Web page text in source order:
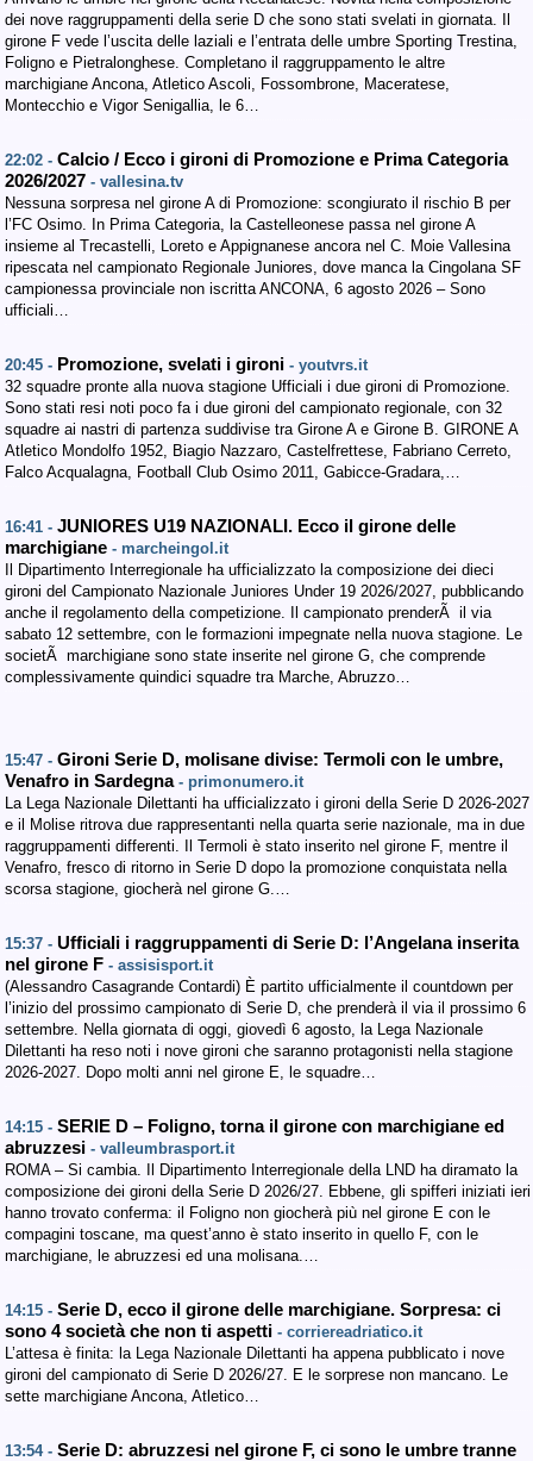
dei nove raggruppamenti della serie D che sono stati svelati in giornata. Il
girone F vede l’uscita delle laziali e l’entrata delle umbre Sporting Trestina,
Foligno e Pietralonghese. Completano il raggruppamento le altre
marchigiane Ancona, Atletico Ascoli, Fossombrone, Maceratese,
Montecchio e Vigor Senigallia, le 6…
22:02 - Calcio / Ecco i gironi di Promozione e Prima Categoria
2026/2027 - vallesina.tv
Nessuna sorpresa nel girone A di Promozione: scongiurato il rischio B per
l’FC Osimo. In Prima Categoria, la Castelleonese passa nel girone A
insieme al Trecastelli, Loreto e Appignanese ancora nel C. Moie Vallesina
ripescata nel campionato Regionale Juniores, dove manca la Cingolana SF
campionessa provinciale non iscritta ANCONA, 6 agosto 2026 – Sono
ufficiali…
20:45 - Promozione, svelati i gironi - youtvrs.it
32 squadre pronte alla nuova stagione Ufficiali i due gironi di Promozione.
Sono stati resi noti poco fa i due gironi del campionato regionale, con 32
squadre ai nastri di partenza suddivise tra Girone A e Girone B. GIRONE A
Atletico Mondolfo 1952, Biagio Nazzaro, Castelfrettese, Fabriano Cerreto,
Falco Acqualagna, Football Club Osimo 2011, Gabicce-Gradara,…
16:41 - JUNIORES U19 NAZIONALI. Ecco il girone delle
marchigiane - marcheingol.it
Il Dipartimento Interregionale ha ufficializzato la composizione dei dieci
gironi del Campionato Nazionale Juniores Under 19 2026/2027, pubblicando
anche il regolamento della competizione. Il campionato prenderÃ il via
sabato 12 settembre, con le formazioni impegnate nella nuova stagione. Le
societÃ marchigiane sono state inserite nel girone G, che comprende
complessivamente quindici squadre tra Marche, Abruzzo…
15:47 - Gironi Serie D, molisane divise: Termoli con le umbre,
Venafro in Sardegna - primonumero.it
La Lega Nazionale Dilettanti ha ufficializzato i gironi della Serie D 2026-2027
e il Molise ritrova due rappresentanti nella quarta serie nazionale, ma in due
raggruppamenti differenti. Il Termoli è stato inserito nel girone F, mentre il
Venafro, fresco di ritorno in Serie D dopo la promozione conquistata nella
scorsa stagione, giocherà nel girone G.…
15:37 - Ufficiali i raggruppamenti di Serie D: l’Angelana inserita
nel girone F - assisisport.it
(Alessandro Casagrande Contardi) È partito ufficialmente il countdown per
l’inizio del prossimo campionato di Serie D, che prenderà il via il prossimo 6
settembre. Nella giornata di oggi, giovedì 6 agosto, la Lega Nazionale
Dilettanti ha reso noti i nove gironi che saranno protagonisti nella stagione
2026-2027. Dopo molti anni nel girone E, le squadre…
14:15 - SERIE D – Foligno, torna il girone con marchigiane ed
abruzzesi - valleumbrasport.it
ROMA – Si cambia. Il Dipartimento Interregionale della LND ha diramato la
composizione dei gironi della Serie D 2026/27. Ebbene, gli spifferi iniziati ieri
hanno trovato conferma: il Foligno non giocherà più nel girone E con le
compagini toscane, ma quest’anno è stato inserito in quello F, con le
marchigiane, le abruzzesi ed una molisana.…
14:15 - Serie D, ecco il girone delle marchigiane. Sorpresa: ci
sono 4 società che non ti aspetti - corriereadriatico.it
L’attesa è finita: la Lega Nazionale Dilettanti ha appena pubblicato i nove
gironi del campionato di Serie D 2026/27. E le sorprese non mancano. Le
sette marchigiane Ancona, Atletico…
13:54 - Serie D: abruzzesi nel girone F, ci sono le umbre tranne